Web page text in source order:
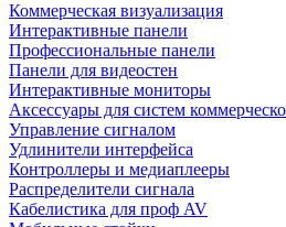
Коммерческая визуализация
Интерактивные панели
Профессиональные панели
Панели для видеостен
Интерактивные мониторы
Аксессуары для систем
Управление сигналом
Удлинители интерфейса
Контроллеры и медиаплееры
Распределители сигнала
Кабелистика для проф AV